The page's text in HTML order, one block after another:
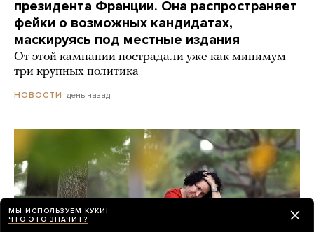
президента Франции. Она распространяет
фейки о возможных кандидатах,
маскируясь под местные издания
От этой кампании пострадали уже как минимум
три крупных политика
НОВОСТИ день назад
МЫ ИСПОЛЬЗУЕМ КУКИ!
ЧТО ЭТО ЗНАЧИТ?